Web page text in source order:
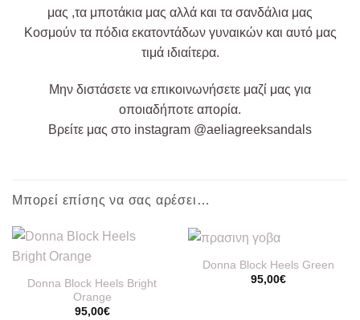
μας ,τα μποτάκια μας αλλά και τα σανδάλια μας
Kοσμούν τα πόδια εκατοντάδων γυναικών και αυτό μας
τιμά ιδιαίτερα.
Μην διστάσετε να επικοινωνήσετε μαζί μας για
οποιαδήποτε απορία.
Βρείτε μας στο instagram @aeliagreeksandals
Μπορεί επίσης να σας αρέσει…
Donna Block Heels Bright
Orange
95,00€
Donna Block Heels Green
95,00€